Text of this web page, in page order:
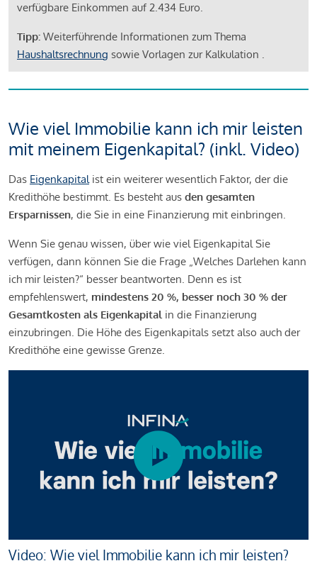
verfügbare Einkommen auf 2.434 Euro.
Tipp: Weiterführende Informationen zum Thema
Haushaltsrechnung sowie Vorlagen zur Kalkulation .
Wie viel Immobilie kann ich mir leisten
mit meinem Eigenkapital? (inkl. Video)
Das Eigenkapitalist ein weiterer wesentlich Faktor, der die
Kredithöhe bestimmt. Es besteht aus den gesamten
Ersparnissen, die Sie in eine Finanzierung mit einbringen.
Wenn Sie genau wissen, über wie viel Eigenkapital Sie
verfügen, dann können Sie die Frage „Welches Darlehen kann
ich mir leisten?“ besser beantworten. Denn es ist
empfehlenswert, mindestens 20 %, besser noch 30 % der
Gesamtkosten als Eigenkapital in die Finanzierung
einzubringen. Die Höhe des Eigenkapitals setzt also auch der
Kredithöhe eine gewisse Grenze.
Video: Wie viel Immobilie kann ich mir leisten?